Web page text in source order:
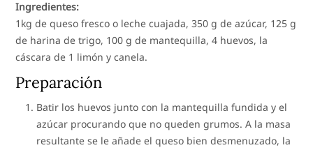
Ingredientes:
1kg de queso fresco o leche cuajada, 350 g de azúcar, 125 g
de harina de trigo, 100 g de mantequilla, 4 huevos, la
cáscara de 1 limón y canela.
Preparación
Batir los huevos junto con la mantequilla fundida y el
azúcar procurando que no queden grumos. A la masa
resultante se le añade el queso bien desmenuzado, la